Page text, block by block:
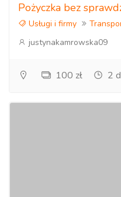
Pożyczka bez
Usługi i firmy
justynakamrowska09
100 zł 2